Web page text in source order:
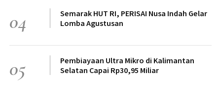
04
Semarak HUT RI, PERISAI Nusa Indah Gelar
Lomba Agustusan
05
Pembiayaan Ultra Mikro di Kalimantan
Selatan Capai Rp30,95 Miliar